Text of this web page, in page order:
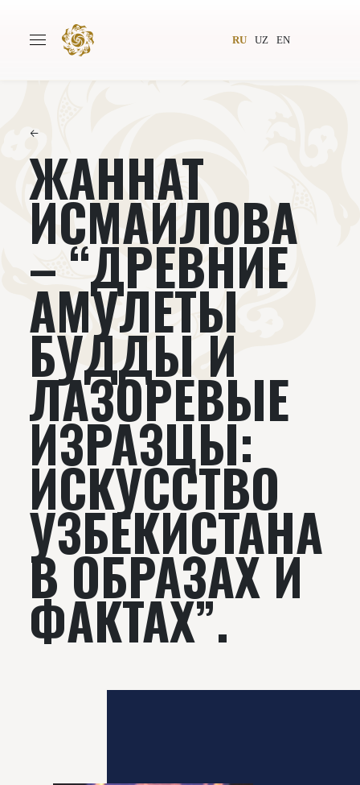
RU UZ EN
Авторы
Издательство
Подкасты
Видеолекторий
←
ЖАННАТ
ИСМАИЛОВА
– “ДРЕВНИЕ
АМУЛЕТЫ
БУДДЫ И
ЛАЗОРЕВЫЕ
ИЗРАЗЦЫ:
ИСКУССТВО
УЗБЕКИСТАНА
В ОБРАЗАХ И
ФАКТАХ”.